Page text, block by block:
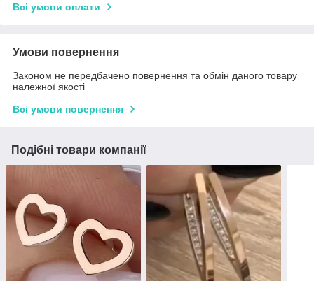
Всі умови оплати
Умови повернення
Законом не передбачено повернення та обмін даного товару
належної якості
Всі умови повернення
Подібні товари компанії